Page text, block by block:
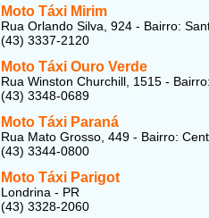
Moto Táxi Mirim
Rua Orlando Silva, 924 - Bairro:
(43) 3337-2120
Moto Táxi Ouro Verde
Rua Winston Churchill, 1515 -
(43) 3348-0689
Moto Táxi Paraná
Rua Mato Grosso, 449 - Bairro:
(43) 3344-0800
Moto Táxi Parigot
Londrina - PR
(43) 3328-2060